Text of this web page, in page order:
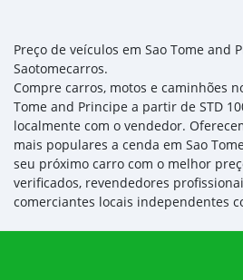
Preço de veículos em Sao Tome and
Saotomecarros.
Compre carros, motos e caminhões
Tome and Principe a partir de STD
localmente com o vendedor.
mais populares a cenda em Sao
seu próximo carro com o melhor
verificados, revendedores
comerciantes locais independentes